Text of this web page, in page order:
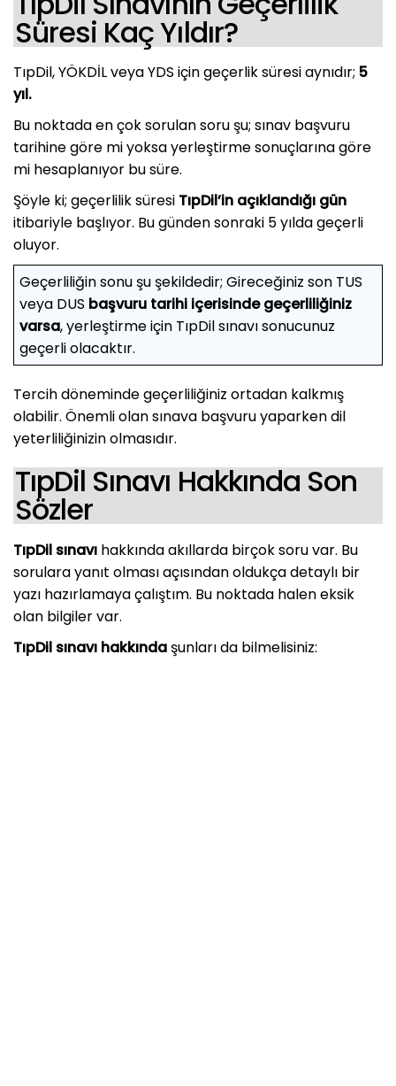
Süresi Kaç Yıldır?
TıpDil, YÖKDİL veya YDS için geçerlik süresi aynıdır; 5
yıl.
Bu noktada en çok sorulan soru şu; sınav başvuru
tarihine göre mi yoksa yerleştirme sonuçlarına göre
mi hesaplanıyor bu süre.
Şöyle ki; geçerlilik süresi TıpDil’in açıklandığı gün
itibariyle başlıyor. Bu günden sonraki 5 yılda geçerli
oluyor.
Geçerliliğin sonu şu şekildedir; Gireceğiniz son TUS
veya DUS başvuru tarihi içerisinde geçerliliğiniz
varsa, yerleştirme için TıpDil sınavı sonucunuz
geçerli olacaktır.
Tercih döneminde geçerliliğiniz ortadan kalkmış
olabilir. Önemli olan sınava başvuru yaparken dil
yeterliliğinizin olmasıdır.
TıpDil Sınavı Hakkında Son
Sözler
TıpDil sınavı hakkında akıllarda birçok soru var. Bu
sorulara yanıt olması açısından oldukça detaylı bir
yazı hazırlamaya çalıştım. Bu noktada halen eksik
olan bilgiler var.
TıpDil sınavı hakkındaşunları da bilmelisiniz: